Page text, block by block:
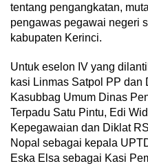
tentang pengangkatan,
pengawas pegawai negeri
kabupaten Kerinci.
Untuk eselon IV yang
kasi Linmas Satpol PP dan
Kasubbag Umum Dinas
Terpadu Satu Pintu, Edi
Kepegawaian dan Diklat
Nopal sebagai kepala
Eska Elsa sebagai Kasi